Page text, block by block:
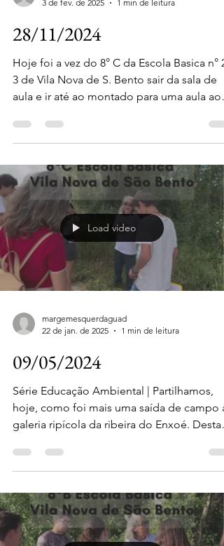
3 de fev. de 2025
28/11/2024
Hoje foi a vez do 8° C da Escola Basica n° 2,
aula e ir até ao montado para uma aula ao
ar...
Load video
22 de jan. de 2025
09/05/2024
Série Educação Ambiental | Partilhamos,
galeria ripícola da ribeira do Enxoé. Desta
vez foi o...